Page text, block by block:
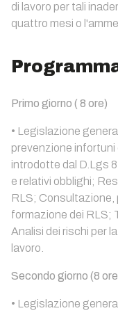
di lavoro per tali
quattro mesi o
Primo giorno ( 8 ore)
• Legislazione
prevenzione infortuni
introdotte dal D.Lgs
e relativi obblighi;
RLS; Consultazione,
formazione dei RLS;
Analisi dei rischi per
lavoro.
Secondo giorno (8
• Legislazione